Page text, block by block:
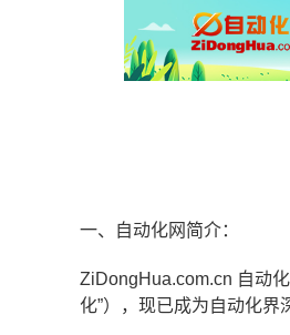
一、自动化网简介：
ZiDongHua.com.cn 自动
化”），现已成为自动化界